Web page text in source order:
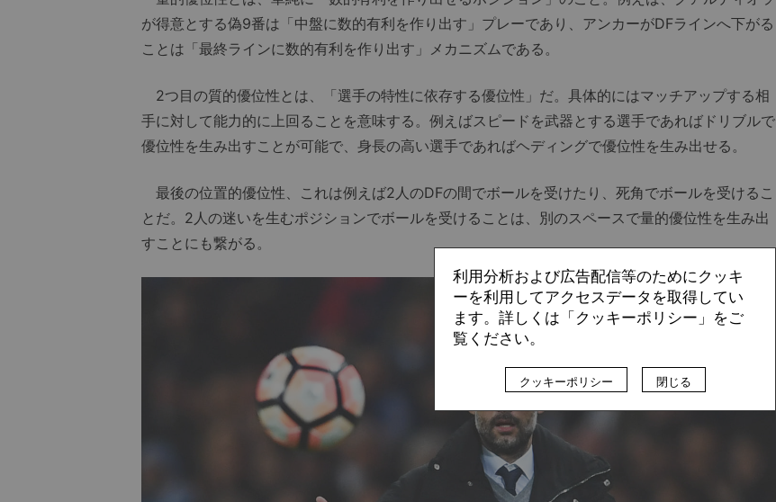
が得意とする偽9番は「中盤に数的有利を作り出す」プレーであり、アンカーがDFラインへ下がる
ことは「最終ラインに数的有利を作り出す」メカニズムである。
2つ目の質的優位性とは、「選手の特性に依存する優位性」だ。具体的にはマッチアップする相
手に対して能力的に上回ることを意味する。例えばスピードを武器とする選手であればドリブルで
優位性を生み出すことが可能で、身長の高い選手であればヘディングで優位性を生み出せる。
最後の位置的優位性、これは例えば2人のDFの間でボールを受けたり、死角でボールを受けるこ
とだ。2人の迷いを生むポジションでボールを受けることは、別のスペースで量的優位性を生み出
すことにも繋がる。
利用分析および広告配信等のためにクッキ
ーを利用してアクセスデータを取得してい
ます。詳しくは「クッキーポリシー」をご
覧ください。
クッキーポリシー 閉じる